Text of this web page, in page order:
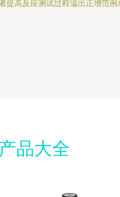
高反应测试过程溢出正增范例
产品大全